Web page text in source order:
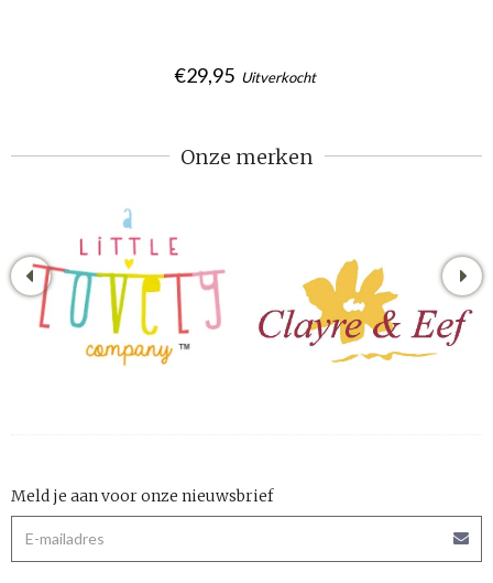
€29,95 Uitverkocht
Onze merken
Meld je aan voor onze nieuwsbrief